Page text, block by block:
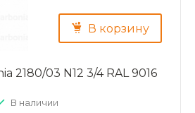
В корзину
2180/03 N12 3/4 RAL 9016
В наличии